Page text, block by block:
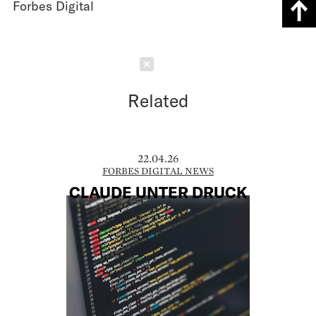
Forbes Digital
Related
22.04.26
FORBES DIGITAL NEWS
CLAUDE UNTER DRUCK